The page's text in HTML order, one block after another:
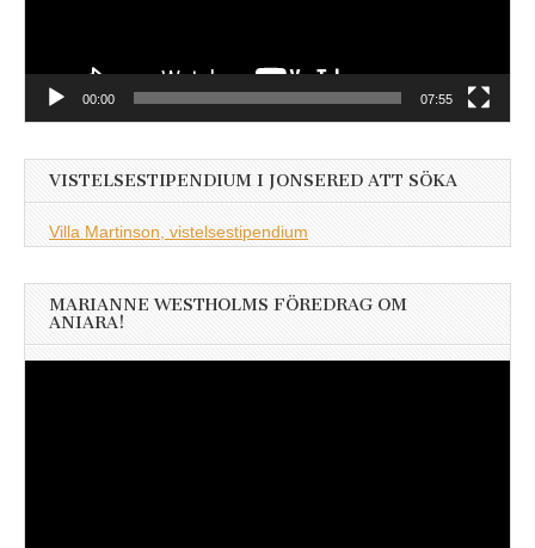
00:00 07:55
VISTELSESTIPENDIUM I JONSERED ATT SÖKA
Villa Martinson, vistelsestipendium
MARIANNE WESTHOLMS FÖREDRAG OM
ANIARA!